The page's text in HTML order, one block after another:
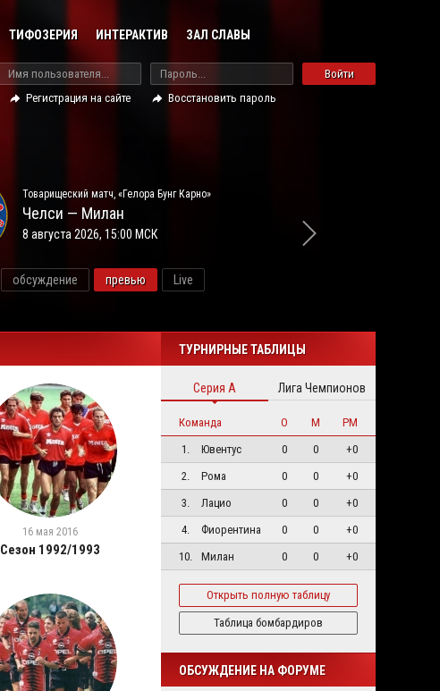
ТИФОЗЕРИЯ ИНТЕРАКТИВ ЗАЛ СЛАВЫ
Войти
Регистрация на сайте
Восстановить пароль
Товарищеский матч, «Гелора Бунг Карно»
Челси — Милан
8 августа 2026, 15:00 МСК
обсуждение превью Live
16 мая 2016
Сезон 1992/1993
ТУРНИРНЫЕ ТАБЛИЦЫ
Серия А Лига Чемпионов
Команда О М
РМ
1.
Ювентус 0 0
+0
2.
Рома 0 0
+0
3.
Лацио 0 0
+0
4.
Фиорентина 0 0
+0
10.
Милан 0 0 +0
Открыть полную таблицу
Таблица бомбардиров
ОБСУЖДЕНИЕ НА ФОРУМЕ